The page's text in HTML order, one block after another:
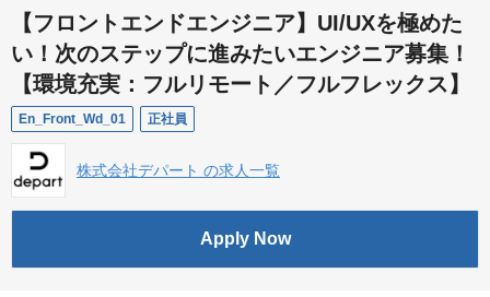
【フロントエンドエンジニア】UI/UXを極めた
い！次のステップに進みたいエンジニア募集！
【環境充実：フルリモート／フルフレックス】
En_Front_Wd_01 正社員
株式会社デパート の求人一覧
Apply Now